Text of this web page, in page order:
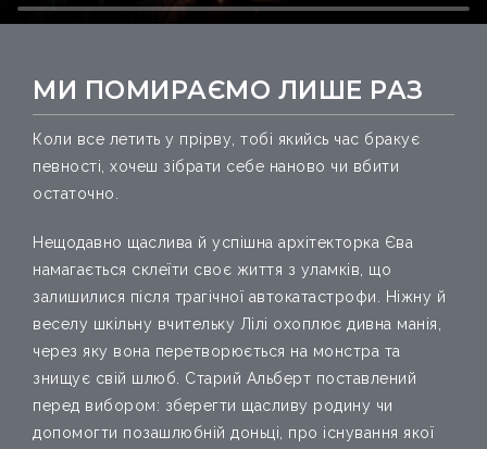
МИ ПОМИРАЄМО ЛИШЕ РАЗ
Коли все летить у прірву, тобі якийсь час бракує
певності, хочеш зібрати себе наново чи вбити
остаточно.
Нещодавно щаслива й успішна архітекторка Єва
намагається склеїти своє життя з уламків, що
залишилися після трагічної автокатастрофи.
Ніжну й
веселу шкільну вчительку Лілі охоплює дивна манія,
через яку вона перетворюється на монстра та
знищує свій шлюб. Старий Альберт поставлений
перед вибором: зберегти щасливу родину чи
допомогти позашлюбній доньці, про існування якої